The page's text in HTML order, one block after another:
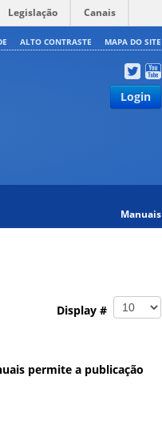
Legislação Canais
ALTO CONTRASTE MAPA DO SITE
Login
Manuais
Display #
permite a publicação